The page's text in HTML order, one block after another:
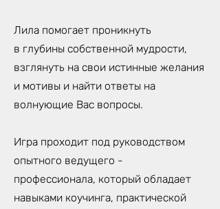
Лила помогает проникнуть
в глубины собственной мудрости,
взглянуть на свои истинные желания
и мотивы и найти ответы на
волнующие Вас вопросы.
Игра проходит под руководством
опытного ведущего -
профессионала, который обладает
навыками коучинга, практической